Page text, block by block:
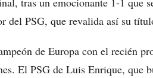
del PSG, que revalida así su
de Europa con el recién
El PSG de Luis Enrique, que